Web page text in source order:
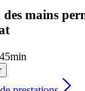
des mains
45min